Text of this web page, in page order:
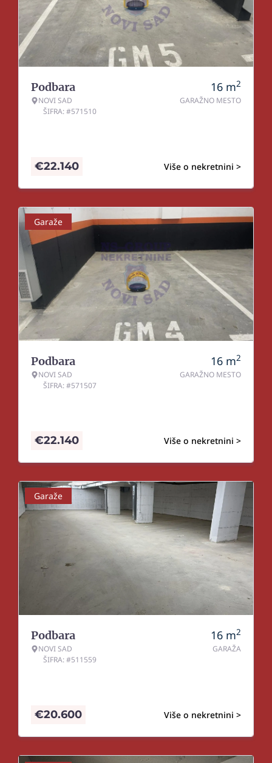
Podbara
NOVI SAD
ŠIFRA: #571510
16 m2
GARAŽNO MESTO
Više o nekretnini >
€22.140
Garaže
Podbara
NOVI SAD
ŠIFRA: #571507
16 m2
GARAŽNO MESTO
Više o nekretnini >
€22.140
Garaže
Podbara
NOVI SAD
ŠIFRA: #511559
16 m2
GARAŽA
Više o nekretnini >
€20.600